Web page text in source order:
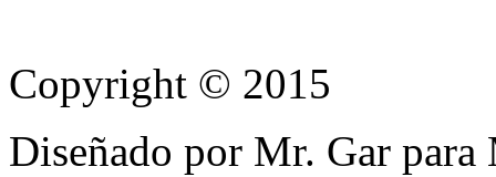
Copyright © 2015
Diseñado por Mr. Gar